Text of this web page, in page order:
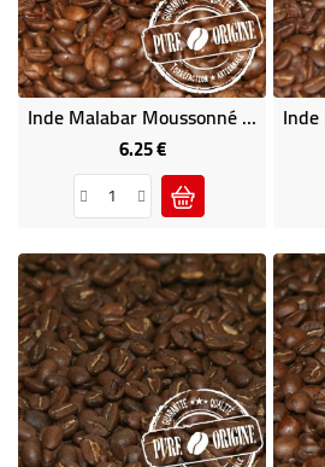
Inde Malabar Moussonné 1Kg - Café D' Asie
6.25 €Price